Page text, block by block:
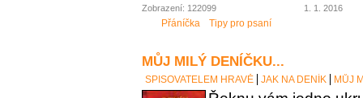
Zobrazení: 122099 1. 1. 2016
Přáníčka Tipy pro psaní
MŮJ MILÝ DENÍČKU...
SPISOVATELEM HRAVĚ JAK NA DENÍK MŮJ